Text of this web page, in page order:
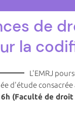
de
la
L'EMRJ
d'étude
(Faculté de